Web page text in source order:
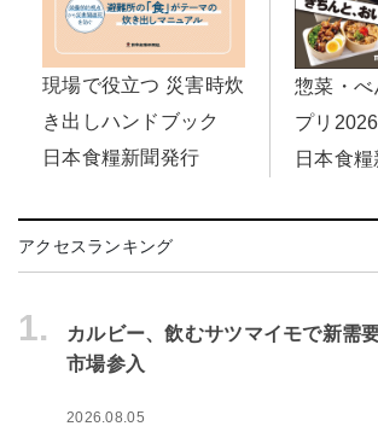
現場で役立つ 災害時炊
き出しハンドブック
日本食糧新聞発行
惣菜・べ
プリ
日本食
アクセスランキング
1.
カルビー、飲むサツマイモで新需
市場参入
2026.08.05